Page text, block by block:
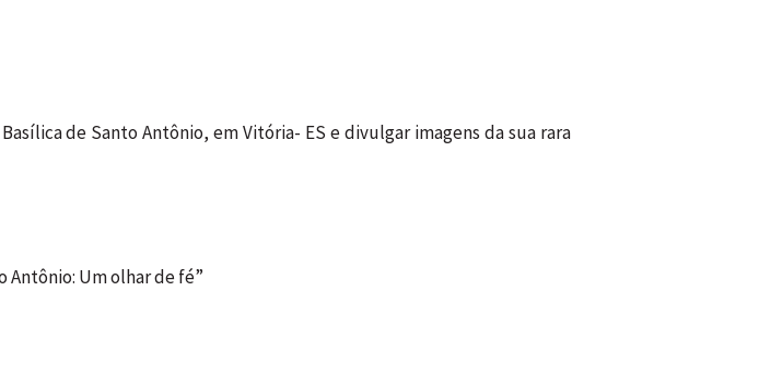
de Santo Antônio, em Vitória- ES e divulgar imagens da sua rara
Antônio: Um olhar de fé”